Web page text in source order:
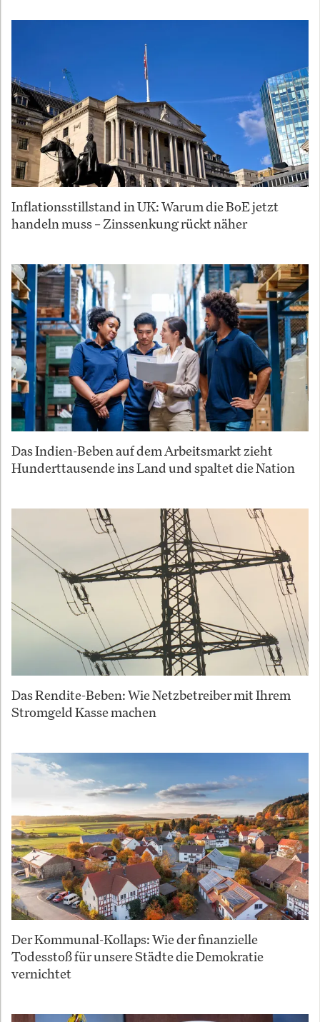
Inflationsstillstand in UK: Warum die BoE jetzt
handeln muss – Zinssenkung rückt näher
Das Indien-Beben auf dem Arbeitsmarkt zieht
Hunderttausende ins Land und spaltet die Nation
Das Rendite-Beben: Wie Netzbetreiber mit Ihrem
Stromgeld Kasse machen
Der Kommunal-Kollaps: Wie der finanzielle
Todesstoß für unsere Städte die Demokratie
vernichtet